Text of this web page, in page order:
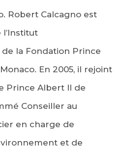
Robert Calcagno est
la Fondation Prince
En 2005, il rejoint
Prince Albert II de
Conseiller au
en charge de
et de